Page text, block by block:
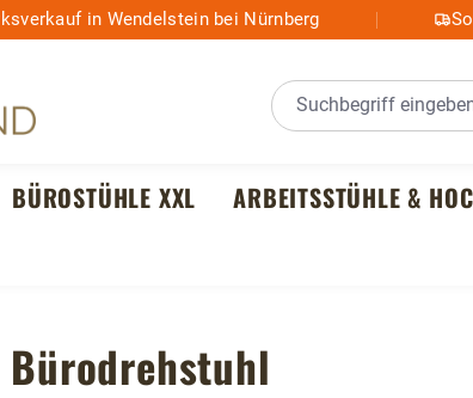
in Wendelstein bei Nürnberg
BÜROSTÜHLE XXL ARBEITSSTÜHLE &
Bürodrehstuhl